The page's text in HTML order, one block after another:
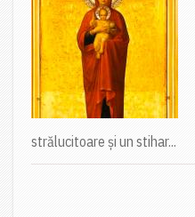
strălucitoare și un stihar...